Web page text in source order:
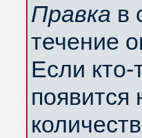
Правка в
течение
Если
появится